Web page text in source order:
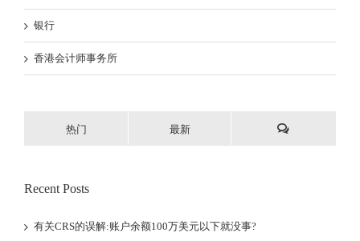
银行
香港会计师事务所
热门 最新
Recent Posts
有关CRS的误解:账户余额100万美元以下就没事?